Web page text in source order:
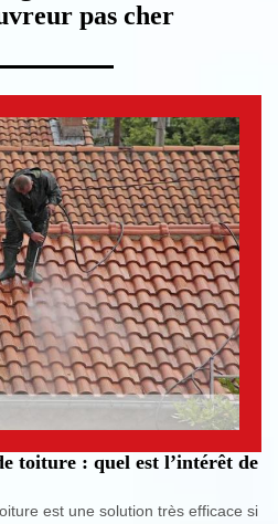
pas cher
toiture : quel est l’intérêt de
est une solution très efficace si